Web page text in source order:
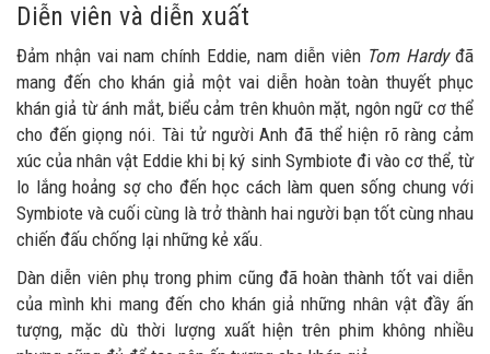
Diễn viên và diễn xuất
Đảm nhận vai nam chính Eddie, nam diễn viên Tom Hardyđã
mang đến cho khán giả một vai diễn hoàn toàn thuyết phục
khán giả từ ánh mắt, biểu cảm trên khuôn mặt, ngôn ngữ cơ thể
cho đến giọng nói. Tài tử người Anh đã thể hiện rõ ràng cảm
xúc của nhân vật Eddie khi bị ký sinh Symbiote đi vào cơ thể, từ
lo lắng hoảng sợ cho đến học cách làm quen sống chung với
Symbiote và cuối cùng là trở thành hai người bạn tốt cùng nhau
chiến đấu chống lại những kẻ xấu.
Dàn diễn viên phụ trong phim cũng đã hoàn thành tốt vai diễn
của mình khi mang đến cho khán giả những nhân vật đầy ấn
tượng, mặc dù thời lượng xuất hiện trên phim không nhiều